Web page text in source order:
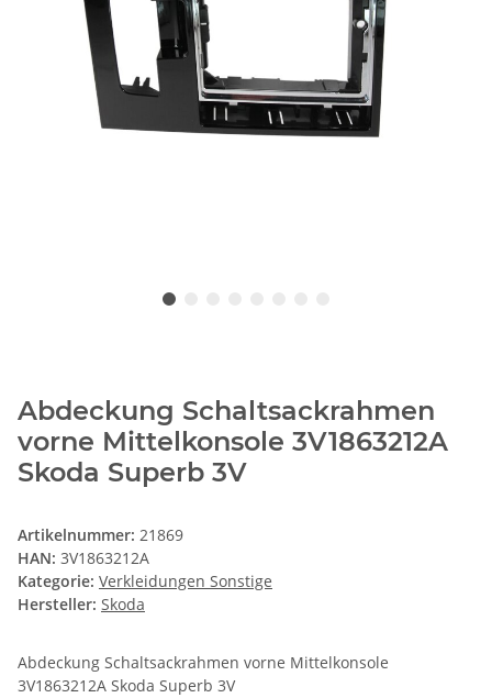
Abdeckung Schaltsackrahmen
vorne Mittelkonsole 3V1863212A
Skoda Superb 3V
Artikelnummer: 21869
HAN: 3V1863212A
Kategorie: Verkleidungen Sonstige
Hersteller: Skoda
Abdeckung Schaltsackrahmen vorne Mittelkonsole
3V1863212A Skoda Superb 3V